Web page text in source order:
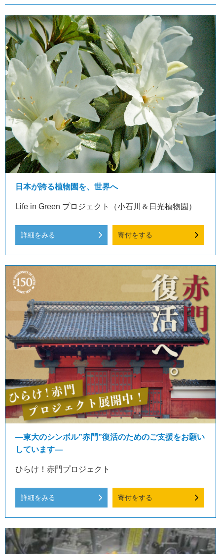
日本が誇る植物園を、世界へ
Life in Green プロジェクト（小石川＆日光植物園）
詳細をみる 寄付をする
―東大のシンボル”赤門”復活のためのご支援をお願い
しています―
ひらけ！赤門プロジェクト
詳細をみる 寄付をする